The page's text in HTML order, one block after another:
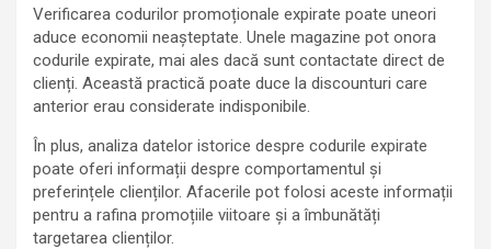
Verificarea codurilor promoționale expirate poate uneori
aduce economii neașteptate. Unele magazine pot onora
codurile expirate, mai ales dacă sunt contactate direct de
clienți. Această practică poate duce la discounturi care
anterior erau considerate indisponibile.
În plus, analiza datelor istorice despre codurile expirate
poate oferi informații despre comportamentul și
preferințele clienților. Afacerile pot folosi aceste informații
pentru a rafina promoțiile viitoare și a îmbunătăți
targetarea clienților.